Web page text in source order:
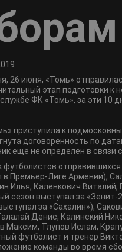
26 июня, «Томь»
этап подготовки к
ФК «Томь», за эти 10
договоренность по
ещё не определён в связи
футболистов
в Премьер-Лиге Армении),
Илья, Каленкович
сезон выступал за
за «Сахалин»),
Денис, Калинский
Максим, Тлупов Ислам,
футболист и тренер
команды во время